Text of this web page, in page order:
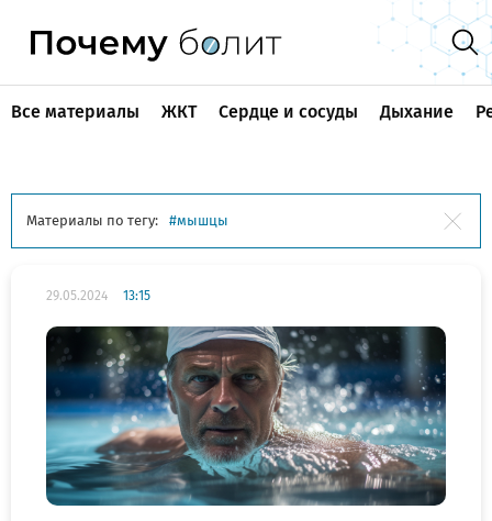
Все материалы ЖКТ Сердце и сосуды Дыхание
Материалы по тегу: мышцы
29.05.2024 13:15